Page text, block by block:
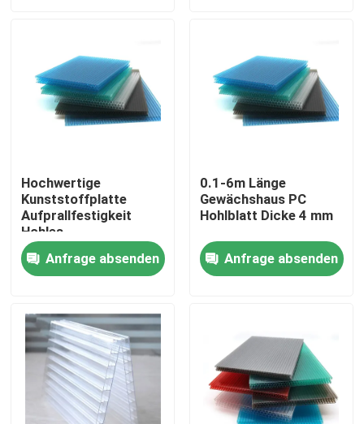
Videos
Über uns
Qualitätskontrolle
Treten Sie mit uns in Verbindung
Nachrichten
Fälle
festes Polycarbonatsblatt
Hochwertige
Kunststoffplatte
Aufprallfestigkeit
Hohles
Polycarbonatblatt
Lichtdurchlässigkeit
88%
Anfrage absenden
0.1-6m Länge
Gewächshaus PC
Hohlblatt Dicke 4 mm
Anfrage absenden